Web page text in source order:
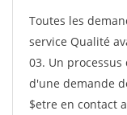
Toutes les
service Qualité
03. Un
d'une demande
$etre en contact